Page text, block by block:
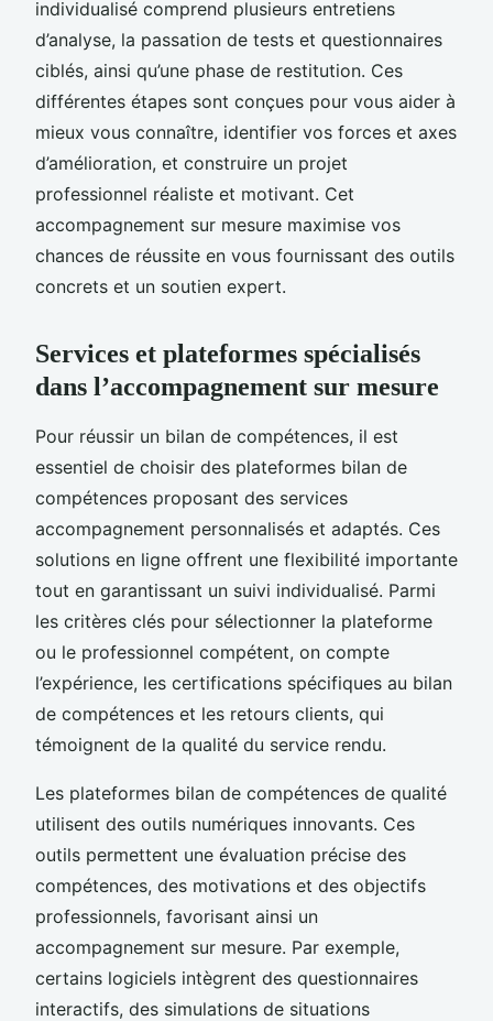
individualisé comprend plusieurs entretiens
d’analyse, la passation de tests et questionnaires
ciblés, ainsi qu’une phase de restitution. Ces
différentes étapes sont conçues pour vous aider à
mieux vous connaître, identifier vos forces et axes
d’amélioration, et construire un projet
professionnel réaliste et motivant. Cet
accompagnement sur mesure maximise vos
chances de réussite en vous fournissant des outils
concrets et un soutien expert.
Services et plateformes spécialisés
dans l’accompagnement sur mesure
Pour réussir un bilan de compétences, il est
essentiel de choisir des plateformes bilan de
compétences proposant des services
accompagnement personnalisés et adaptés. Ces
solutions en ligne offrent une flexibilité importante
tout en garantissant un suivi individualisé. Parmi
les critères clés pour sélectionner la plateforme
ou le professionnel compétent, on compte
l’expérience, les certifications spécifiques au bilan
de compétences et les retours clients, qui
témoignent de la qualité du service rendu.
Les plateformes bilan de compétences de qualité
utilisent des outils numériques innovants. Ces
outils permettent une évaluation précise des
compétences, des motivations et des objectifs
professionnels, favorisant ainsi un
accompagnement sur mesure. Par exemple,
certains logiciels intègrent des questionnaires
interactifs, des simulations de situations